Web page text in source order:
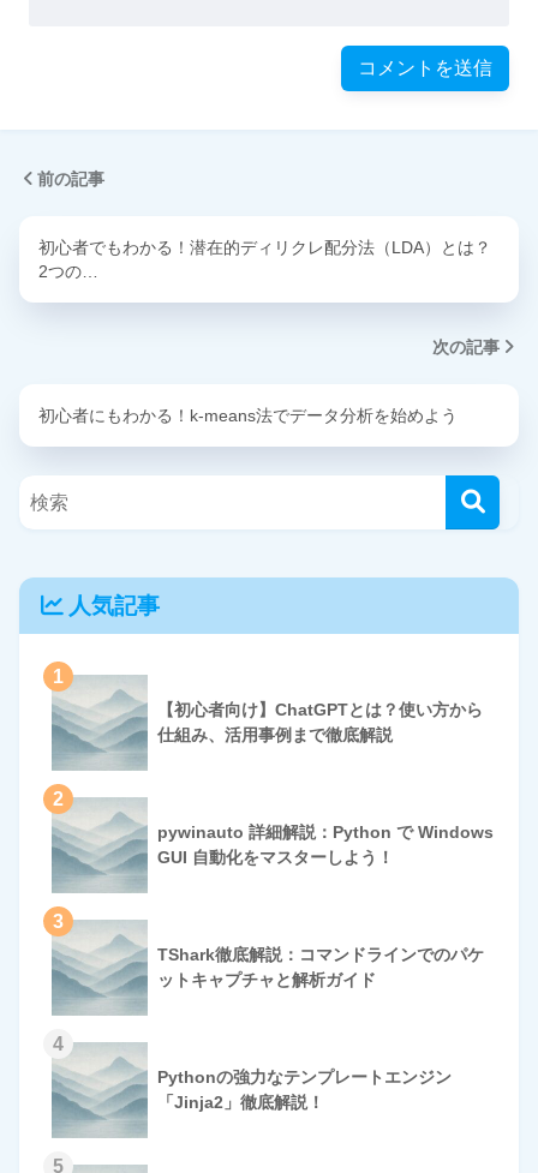
前の記事
初心者でもわかる！潜在的ディリクレ配分法（LDA）とは？
2つの…
次の記事
初心者にもわかる！k-means法でデータ分析を始めよう
人気記事
1
【初心者向け】ChatGPTとは？使い方から
仕組み、活用事例まで徹底解説
2
pywinauto 詳細解説：Python で Windows
GUI 自動化をマスターしよう！
3
TShark徹底解説：コマンドラインでのパケ
ットキャプチャと解析ガイド
4
Pythonの強力なテンプレートエンジン
「Jinja2」徹底解説！
5